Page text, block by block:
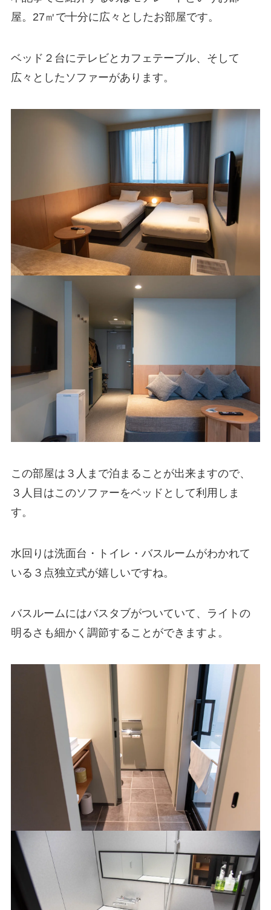
屋。27㎡で十分に広々としたお部屋です。
ベッド２台にテレビとカフェテーブル、そして
広々としたソファーがあります。
この部屋は３人まで泊まることが出来ますので、
３人目はこのソファーをベッドとして利用しま
す。
水回りは洗面台・トイレ・バスルームがわかれて
いる３点独立式が嬉しいですね。
バスルームにはバスタブがついていて、ライトの
明るさも細かく調節することができますよ。